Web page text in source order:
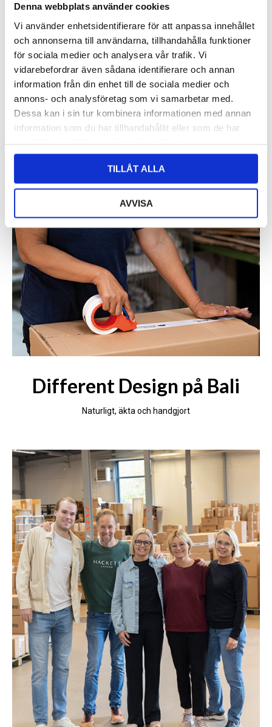
Denna webbplats använder cookies
Vi använder enhetsidentifierare för att anpassa innehållet
och annonserna till användarna, tillhandahålla funktioner
för sociala medier och analysera vår trafik. Vi
vidarebefordrar även sådana identifierare och annan
information från din enhet till de sociala medier och
annons- och analysföretag som vi samarbetar med.
Dessa kan i sin tur kombinera informationen med annan
information som du har tillhandahållit eller som de har
TILLÅT ALLA
AVVISA
Different Design på Bali
Naturligt, äkta och handgjort